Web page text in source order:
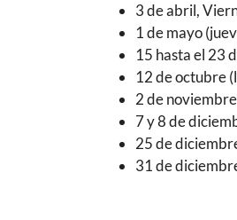
3 de abril,
1 de mayo
15 hasta el 23
12 de octubre
2 de noviembre
7 y 8 de
25 de
31 de